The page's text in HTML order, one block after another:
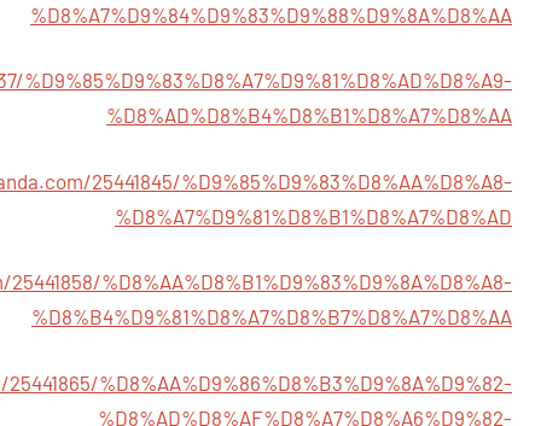
%D8%A7%D9%84%D9%83%D9%88%D9%8A%D8%AA
%D8%AD%D8%B4%D8%B1%D8%A7%D8%AA
25441845/%D9%85%D9%83%D8%AA%D8%A8-
%D8%A7%D9%81%D8%B1%D8%A7%D8%AD
%D8%AA%D8%B1%D9%83%D9%8A%D8%A8-
%D8%B4%D9%81%D8%A7%D8%B7%D8%A7%D8%AA
%D8%AA%D9%86%D8%B3%D9%8A%D9%82-
%D8%AD%D8%AF%D8%A7%D8%A6%D9%82-